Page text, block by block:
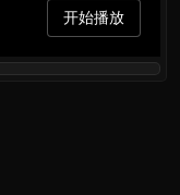
开始播放